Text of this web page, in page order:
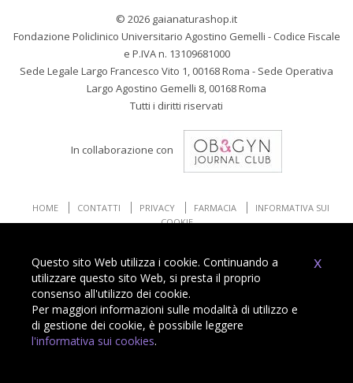
© 2026 gaianaturashop.it
Fondazione Policlinico Universitario Agostino Gemelli - Codice Fiscale
e P.IVA n. 13109681000
Sede Legale Largo Francesco Vito 1, 00168 Roma - Sede Operativa
Largo Agostino Gemelli 8, 00168 Roma
Tutti i diritti riservati
In collaborazione con
HOME CONTATTI PRIVACY FARMACIA
INFORMATIVA SUI
COOKIE
Powered by
x
Questo sito Web utilizza i cookie. Continuando a
utilizzare questo sito Web, si presta il proprio
consenso all'utilizzo dei cookie.
Per maggiori informazioni sulle modalità di utilizzo e
di gestione dei cookie, è possibile leggere
l'informativa sui cookies.